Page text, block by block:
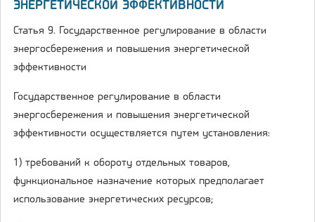
ЭНЕРГЕТИЧЕСКОЙ ЭФФЕКТИВНОСТИ
Статья 9. Государственное регулирование в области
энергосбережения и повышения энергетической
эффективности
Государственное регулирование в области
энергосбережения и повышения энергетической
эффективности осуществляется путем установления:
1) требований к обороту отдельных товаров,
функциональное назначение которых предполагает
использование энергетических ресурсов;